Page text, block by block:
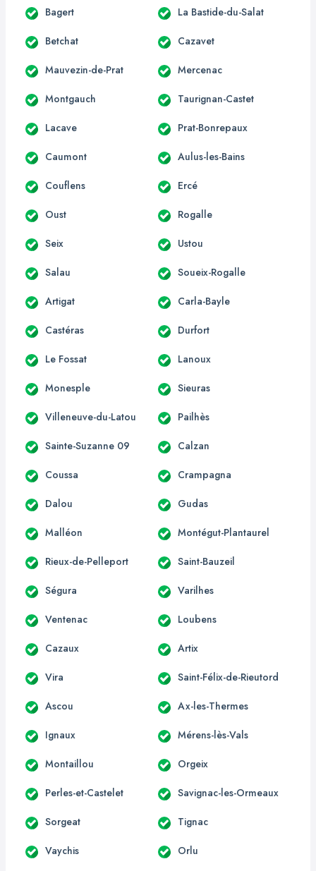
Bagert La Bastide-du-Salat
Betchat Cazavet
Mauvezin-de-Prat Mercenac
Montgauch Taurignan-Castet
Lacave Prat-Bonrepaux
Caumont Aulus-les-Bains
Couflens Ercé
Oust Rogalle
Seix Ustou
Salau Soueix-Rogalle
Artigat Carla-Bayle
Castéras Durfort
Le Fossat Lanoux
Monesple Sieuras
Villeneuve-du-Latou Pailhès
Sainte-Suzanne 09 Calzan
Coussa Crampagna
Dalou Gudas
Malléon Montégut-Plantaurel
Rieux-de-Pelleport Saint-Bauzeil
Ségura Varilhes
Ventenac Loubens
Cazaux Artix
Vira Saint-Félix-de-Rieutord
Ascou Ax-les-Thermes
Ignaux Mérens-lès-Vals
Montaillou Orgeix
Perles-et-Castelet Savignac-les-Ormeaux
Sorgeat Tignac
Vaychis Orlu